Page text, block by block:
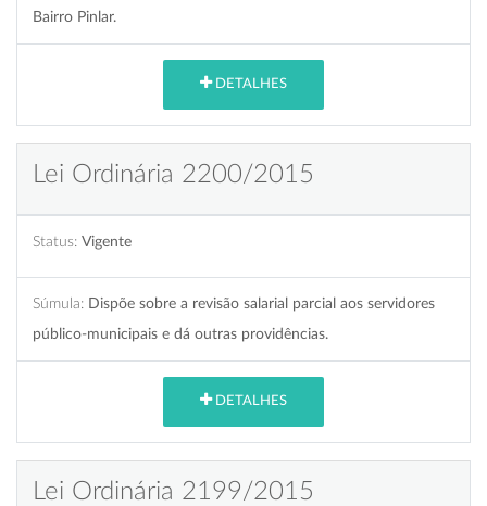
Bairro Pinlar.
DETALHES
Lei Ordinária 2200/2015
Status: Vigente
Súmula: Dispõe sobre a revisão salarial parcial aos servidores
público-municipais e dá outras providências.
DETALHES
Lei Ordinária 2199/2015